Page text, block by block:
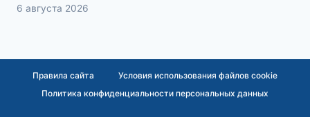
6 августа 2026
Правила сайта
Условия использования файлов cookie
Политика конфиденциальности персональных данных